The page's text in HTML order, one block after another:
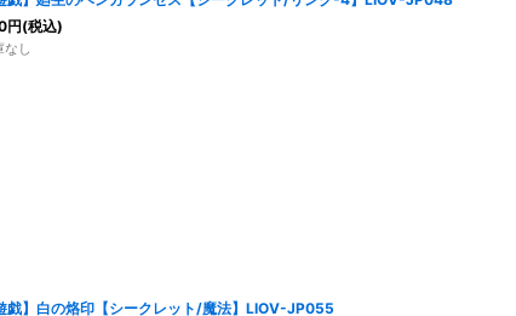
円(税込)
なし
戯】白の烙印【シークレット/魔法】LIOV-JP055